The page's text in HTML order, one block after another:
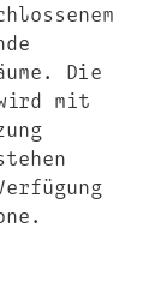
Die
mit